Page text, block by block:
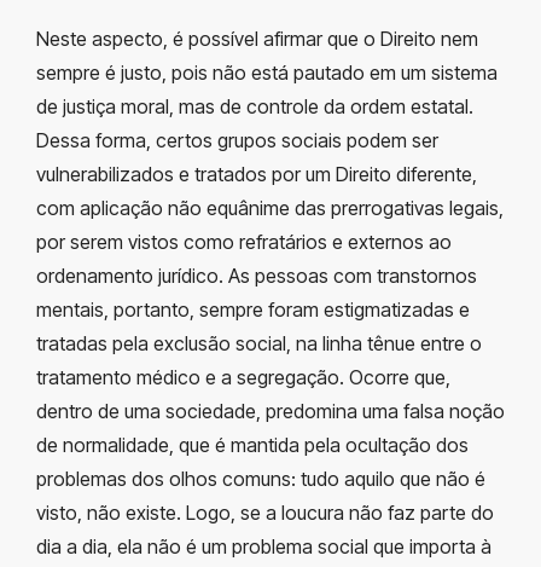
Neste aspecto, é possível afirmar que o Direito nem
sempre é justo, pois não está pautado em um sistema
de justiça moral, mas de controle da ordem estatal.
Dessa forma, certos grupos sociais podem ser
vulnerabilizados e tratados por um Direito diferente,
com aplicação não equânime das prerrogativas legais,
por serem vistos como refratários e externos ao
ordenamento jurídico. As pessoas com transtornos
mentais, portanto, sempre foram estigmatizadas e
tratadas pela exclusão social, na linha tênue entre o
tratamento médico e a segregação. Ocorre que,
dentro de uma sociedade, predomina uma falsa noção
de normalidade, que é mantida pela ocultação dos
problemas dos olhos comuns: tudo aquilo que não é
visto, não existe. Logo, se a loucura não faz parte do
dia a dia, ela não é um problema social que importa à